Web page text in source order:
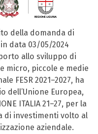
della domanda di
data 03/05/2024
allo sviluppo di
micro, piccole e medie
FESR 2021–2027, ha
dell’Unione Europea,
ITALIA 21–27, per la
di investimenti volto al
aziendale.